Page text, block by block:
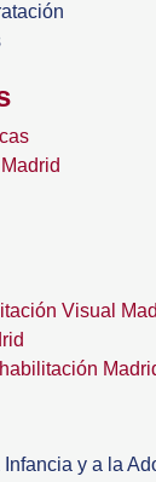
Visual
y a la